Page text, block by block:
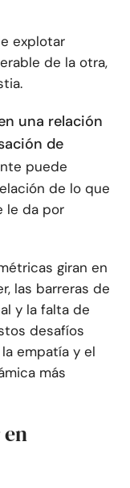
explotar
de la otra,
una relación
de
puede
de lo que
le da por
giran en
las barreras de
y la falta de
desafíos
empatía y el
más